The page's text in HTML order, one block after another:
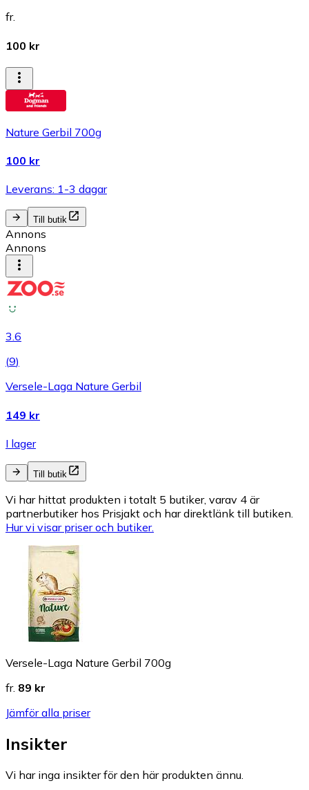
fr.
100 kr
Nature Gerbil 700g
100 kr
Leverans: 1-3 dagar
Till butik
Annons
Annons
3.6
(9)
Versele-Laga Nature Gerbil
149 kr
I lager
Till butik
Vi har hittat produkten i totalt 5 butiker, varav 4 är
partnerbutiker hos Prisjakt och har direktlänk till butiken.
Hur vi visar priser och butiker.
Versele-Laga Nature Gerbil 700g
fr. 89 kr
Jämför alla priser
Insikter
Vi har inga insikter för den här produkten ännu.